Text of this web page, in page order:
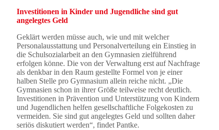
Investitionen in Kinder und Jugendliche sind gut
angelegtes Geld
Geklärt werden müsse auch, wie und mit welcher
Personalausstattung und Personalverteilung ein Einstieg in
die Schulsozialarbeit an den Gymnasien zielführend
erfolgen könne. Die von der Verwaltung erst auf Nachfrage
als denkbar in den Raum gestellte Formel von je einer
halben Stelle pro Gymnasium allein reiche nicht. „Die
Gymnasien schon in ihrer Größe teilweise recht deutlich.
Investitionen in Prävention und Unterstützung von Kindern
und Jugendlichen helfen gesellschaftliche Folgekosten zu
vermeiden. Sie sind gut angelegtes Geld und sollten daher
seriös diskutiert werden“, findet Pantke.